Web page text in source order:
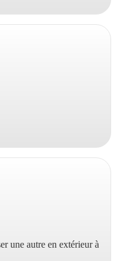
une autre en extérieur à